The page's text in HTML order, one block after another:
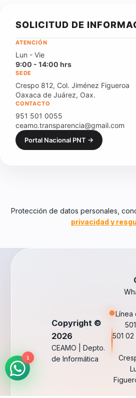
SOLICITUD DE
ATENCIÓN
Lun - Vie
9:00 - 14:00 hrs
SEDE
Crespo 812, Col. Jiménez Figueroa
Oaxaca de Juárez, Oax.
CONTACTO
951 501 0055
ceamo.transparencia@gmail.com
Portal Nacional PNT →
Protección de datos personales,
privacidad y
1
Copyright ©
2026
CEAMO | Depto.
de Informática
Línea
501 02